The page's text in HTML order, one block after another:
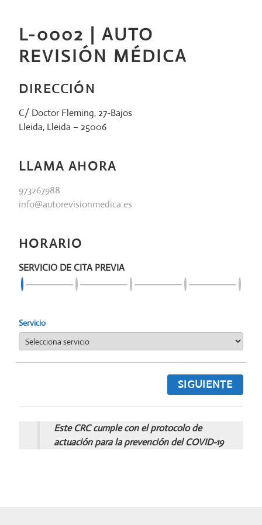
contenidoL-0002 | AUTO
REVISIÓN MÉDICA
DIRECCIÓN
C/ Doctor Fleming, 27-Bajos
Lleida, Lleida – 25006
LLAMA AHORA
973267988
info@autorevisionmedica.es
HORARIO
SERVICIO DE CITA PREVIA
Servicio
SIGUIENTE
Este CRC cumple con el protocolo de
actuación para la prevención del COVID-19